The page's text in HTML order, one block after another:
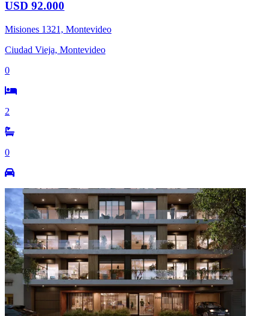
USD 92.000
Misiones 1321, Montevideo
Ciudad Vieja, Montevideo
0
2
0